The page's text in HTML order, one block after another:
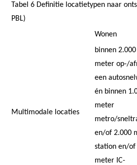
Tabel 6 Definitie locatietypen naar
PBL)
Wonen
Multimodale locaties
binnen 2.000
meter op-/
een
én binnen
meter
metro/
en/of 2.000
station en/of
meter IC-